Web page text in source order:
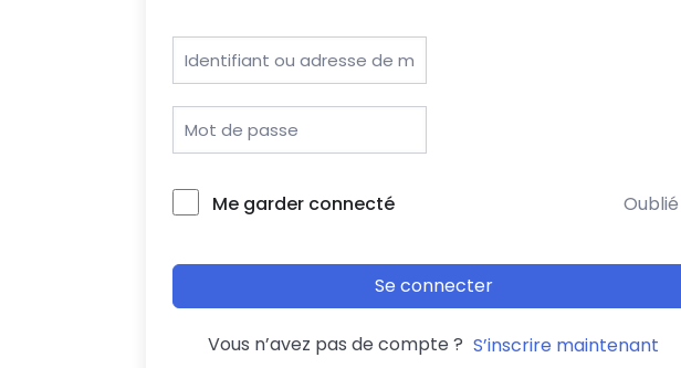
Me garder connecté
Se connecter
Vous n’avez pas de compte ? S’inscrire maintenant